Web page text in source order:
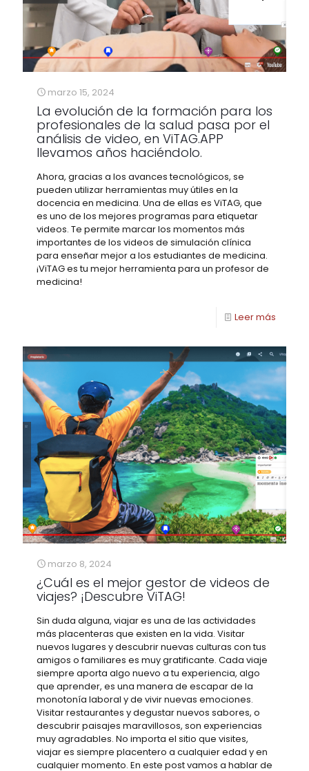
marzo 15, 2024
La evolución de la formación para los
profesionales de la salud pasa por el
análisis de video, en ViTAG.APP
llevamos años haciéndolo.
Ahora, gracias a los avances tecnológicos, se
pueden utilizar herramientas muy útiles en la
docencia en medicina. Una de ellas es ViTAG, que
es uno de los mejores programas para etiquetar
videos. Te permite marcar los momentos más
importantes de los videos de simulación clínica
para enseñar mejor a los estudiantes de medicina.
¡ViTAG es tu mejor herramienta para un profesor de
medicina!
Leer más
marzo 8, 2024
¿Cuál es el mejor gestor de videos de
viajes? ¡Descubre ViTAG!
Sin duda alguna, viajar es una de las actividades
más placenteras que existen en la vida. Visitar
nuevos lugares y descubrir nuevas culturas con tus
amigos o familiares es muy gratificante. Cada viaje
siempre aporta algo nuevo a tu experiencia, algo
que aprender, es una manera de escapar de la
monotonía laboral y de vivir nuevas emociones.
Visitar restaurantes y degustar nuevos sabores, o
descubrir paisajes maravillosos, son experiencias
muy agradables. No importa el sitio que visites,
viajar es siempre placentero a cualquier edad y en
cualquier momento. En este post vamos a hablar de